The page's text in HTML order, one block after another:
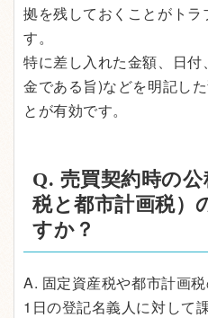
拠を残しておくことがトラ
す。
特に差し入れた金額、日
金である旨)などを明記し
とが有効です。
Q. 売買契約時の
税と都市計画税）
すか？
A. 固定資産税や都市計画
1日の登記名義人に対して